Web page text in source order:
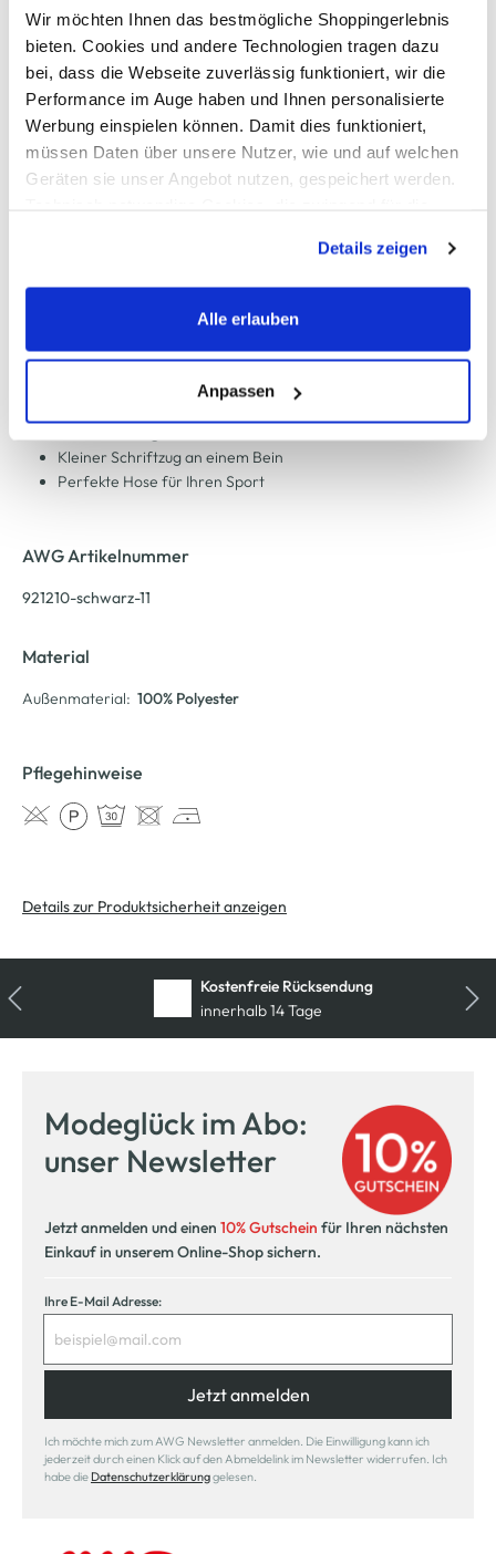
Wir möchten Ihnen das bestmögliche Shoppingerlebnis
bieten. Cookies und andere Technologien tragen dazu
bei, dass die Webseite zuverlässig funktioniert, wir die
Performance im Auge haben und Ihnen personalisierte
Werbung einspielen können. Damit dies funktioniert,
müssen Daten über unsere Nutzer, wie und auf welchen
Geräten sie unser Angebot nutzen, gespeichert werden.
werden, werden bei der Nutzung der Webseite auf jeden
Fall gesetzt. Cookies von Drittanbietern für Analyse- oder
Trackingzwecke werden nur dann aktiviert, wenn Sie das
erlauben" bzw. "Alle erlauben" klicken. Mehr dazu
(einschließlich der Möglichkeit, die Einwilligungserklärung
zu ändern oder zu widerrufen) erfahren Sie in unserem
Cookie-Hinweisbzw. derDatenschutzerklärung.
Details zeigen
Alle erlauben
Anpassen
Schneller DHL Versand: in 1–3 Werktagen
Kostenfreie Rücksendung innerhalb 14 Tage
Kostenlose Filiallieferung in Ihre Wunschfiliale
Leichte Shorts von Grinario Sports
Elastischer Gummibund mit Kordelzug
Kleiner Schriftzug an einem Bein
Perfekte Hose für Ihren Sport
AWG Artikelnummer
921210-schwarz-11
Material
Außenmaterial: 100% Polyester
Pflegehinweise
Details zur Produktsicherheit anzeigen
Kostenfreie Rücksendung
innerhalb 14 Tage
Modeglück im Abo:
unser Newsletter
Jetzt anmelden und einen 10% Gutschein für Ihren nächsten
Einkauf in unserem Online-Shop sichern.
Ihre E-Mail Adresse:
Jetzt anmelden
Ich möchte mich zum AWG Newsletter anmelden. Die Einwilligung kann ich
jederzeit durch einen Klick auf den Abmeldelink im Newsletter widerrufen. Ich
habe die Datenschutzerklärunggelesen.